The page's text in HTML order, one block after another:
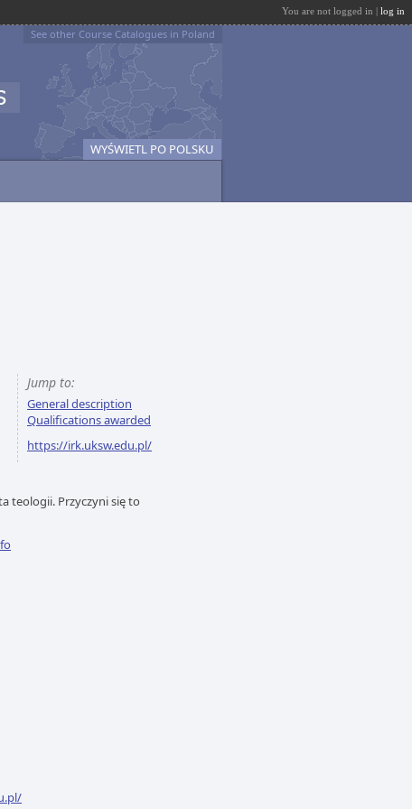
You are not logged in | log in
See other Course Catalogues in Poland
WYŚWIETL PO POLSKU
Jump to:
General description
Qualifications awarded
https://irk.uksw.edu.pl/
teologii. Przyczyni się to